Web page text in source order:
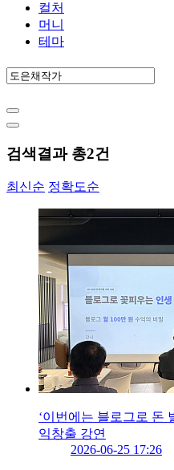
컬처
머니
테마
검색결과 총2건
최신순 정확도순
‘이번에는 블로그로 돈
익창출 강연
2026-06-25 17:26